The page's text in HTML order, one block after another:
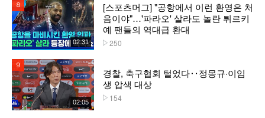
02:31
[스포츠머그] "공항에서 이런 환영은 처
음이야"…'파라오' 살라도 놀란 튀르키
예 팬들의 역대급 환대
250
02:05
경찰, 축구협회 털었다‥정몽규·이임
생 압색 대상
154